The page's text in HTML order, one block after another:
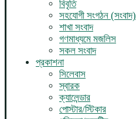
বিবৃতি
সহযোগী সংগঠন (সংবাদ)
শাখা সংবাদ
গণমাধ্যমে মজলিস
সকল সংবাদ
প্রকাশনা
সিলেবাস
স্বারক
ক্যালেন্ডার
পোস্টার/স্টিকার